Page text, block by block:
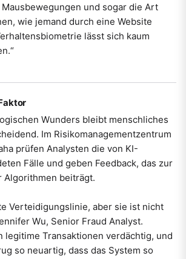
und sogar die Art
wie jemand durch eine Website
lässt sich kaum
Wunders bleibt menschliches
Im Risikomanagementzentrum
prüfen Analysten die von KI-
Fälle und geben Feedback, das zur
Algorithmen beiträgt.
Verteidigungslinie, aber sie ist nicht
Wu, Senior Fraud Analyst.
legitime Transaktionen verdächtig, und
so neuartig, dass das System so